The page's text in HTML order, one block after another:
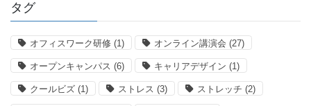
タグ
オフィスワーク研修 (1) オンライン講演会 (27)
オープンキャンパス (6) キャリアデザイン (1)
クールビズ (1) ストレス (3) ストレッチ (2)